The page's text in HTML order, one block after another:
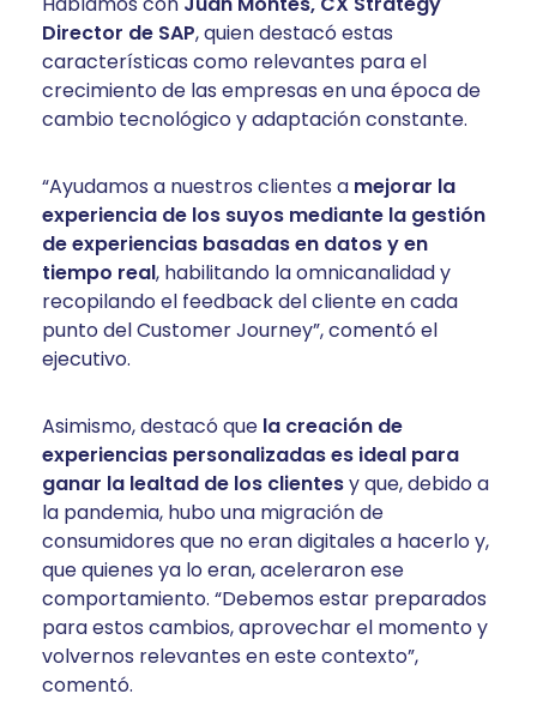
Director de SAP, quien destacó estas
características como relevantes para el
crecimiento de las empresas en una época de
cambio tecnológico y adaptación constante.
“Ayudamos a nuestros clientes a mejorar la
experiencia de los suyos mediante la gestión
de experiencias basadas en datos y en
tiempo real, habilitando la omnicanalidad y
recopilando el feedback del cliente en cada
punto del Customer Journey”, comentó el
ejecutivo.
Asimismo, destacó que la creación de
experiencias personalizadas es ideal para
ganar la lealtad de los clientesy que, debido a
la pandemia, hubo una migración de
consumidores que no eran digitales a hacerlo y,
que quienes ya lo eran, aceleraron ese
comportamiento. “Debemos estar preparados
para estos cambios, aprovechar el momento y
volvernos relevantes en este contexto”,
comentó.